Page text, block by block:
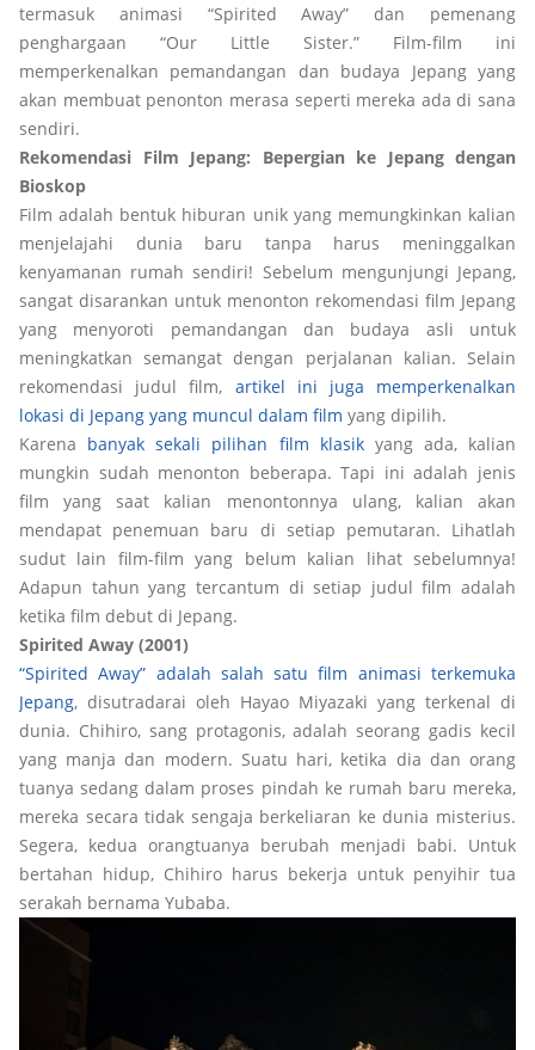
termasuk animasi “Spirited Away” dan pemenang
penghargaan “Our Little Sister.” Film-film ini
memperkenalkan pemandangan dan budaya Jepang yang
akan membuat penonton merasa seperti mereka ada di sana
sendiri.
Rekomendasi Film Jepang: Bepergian ke Jepang dengan
Bioskop
Film adalah bentuk hiburan unik yang memungkinkan kalian
menjelajahi dunia baru tanpa harus meninggalkan
kenyamanan rumah sendiri! Sebelum mengunjungi Jepang,
sangat disarankan untuk menonton rekomendasi film Jepang
yang menyoroti pemandangan dan budaya asli untuk
meningkatkan semangat dengan perjalanan kalian. Selain
rekomendasi judul film, artikel ini juga memperkenalkan
lokasi di Jepang yang muncul dalam film yang dipilih.
Karena banyak sekali pilihan film klasikyang ada, kalian
mungkin sudah menonton beberapa. Tapi ini adalah jenis
film yang saat kalian menontonnya ulang, kalian akan
mendapat penemuan baru di setiap pemutaran. Lihatlah
sudut lain film-film yang belum kalian lihat sebelumnya!
Adapun tahun yang tercantum di setiap judul film adalah
ketika film debut di Jepang.
Spirited Away (2001)
“Spirited Away” adalah salah satu film animasi terkemuka
Jepang, disutradarai oleh Hayao Miyazaki yang terkenal di
dunia. Chihiro, sang protagonis, adalah seorang gadis kecil
yang manja dan modern. Suatu hari, ketika dia dan orang
tuanya sedang dalam proses pindah ke rumah baru mereka,
mereka secara tidak sengaja berkeliaran ke dunia misterius.
Segera, kedua orangtuanya berubah menjadi babi. Untuk
bertahan hidup, Chihiro harus bekerja untuk penyihir tua
serakah bernama Yubaba.